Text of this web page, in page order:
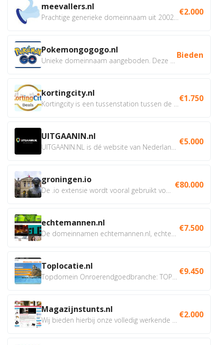
meevallers.nl €2.000
Pokemongogogo.nl Bieden
kortingcity.nl €1.750
UITGAANIN.nl €5.000
groningen.io €80.000
echtemannen.nl €7.500
Toplocatie.nl €9.450
Magazijnstunts.nl €2.000